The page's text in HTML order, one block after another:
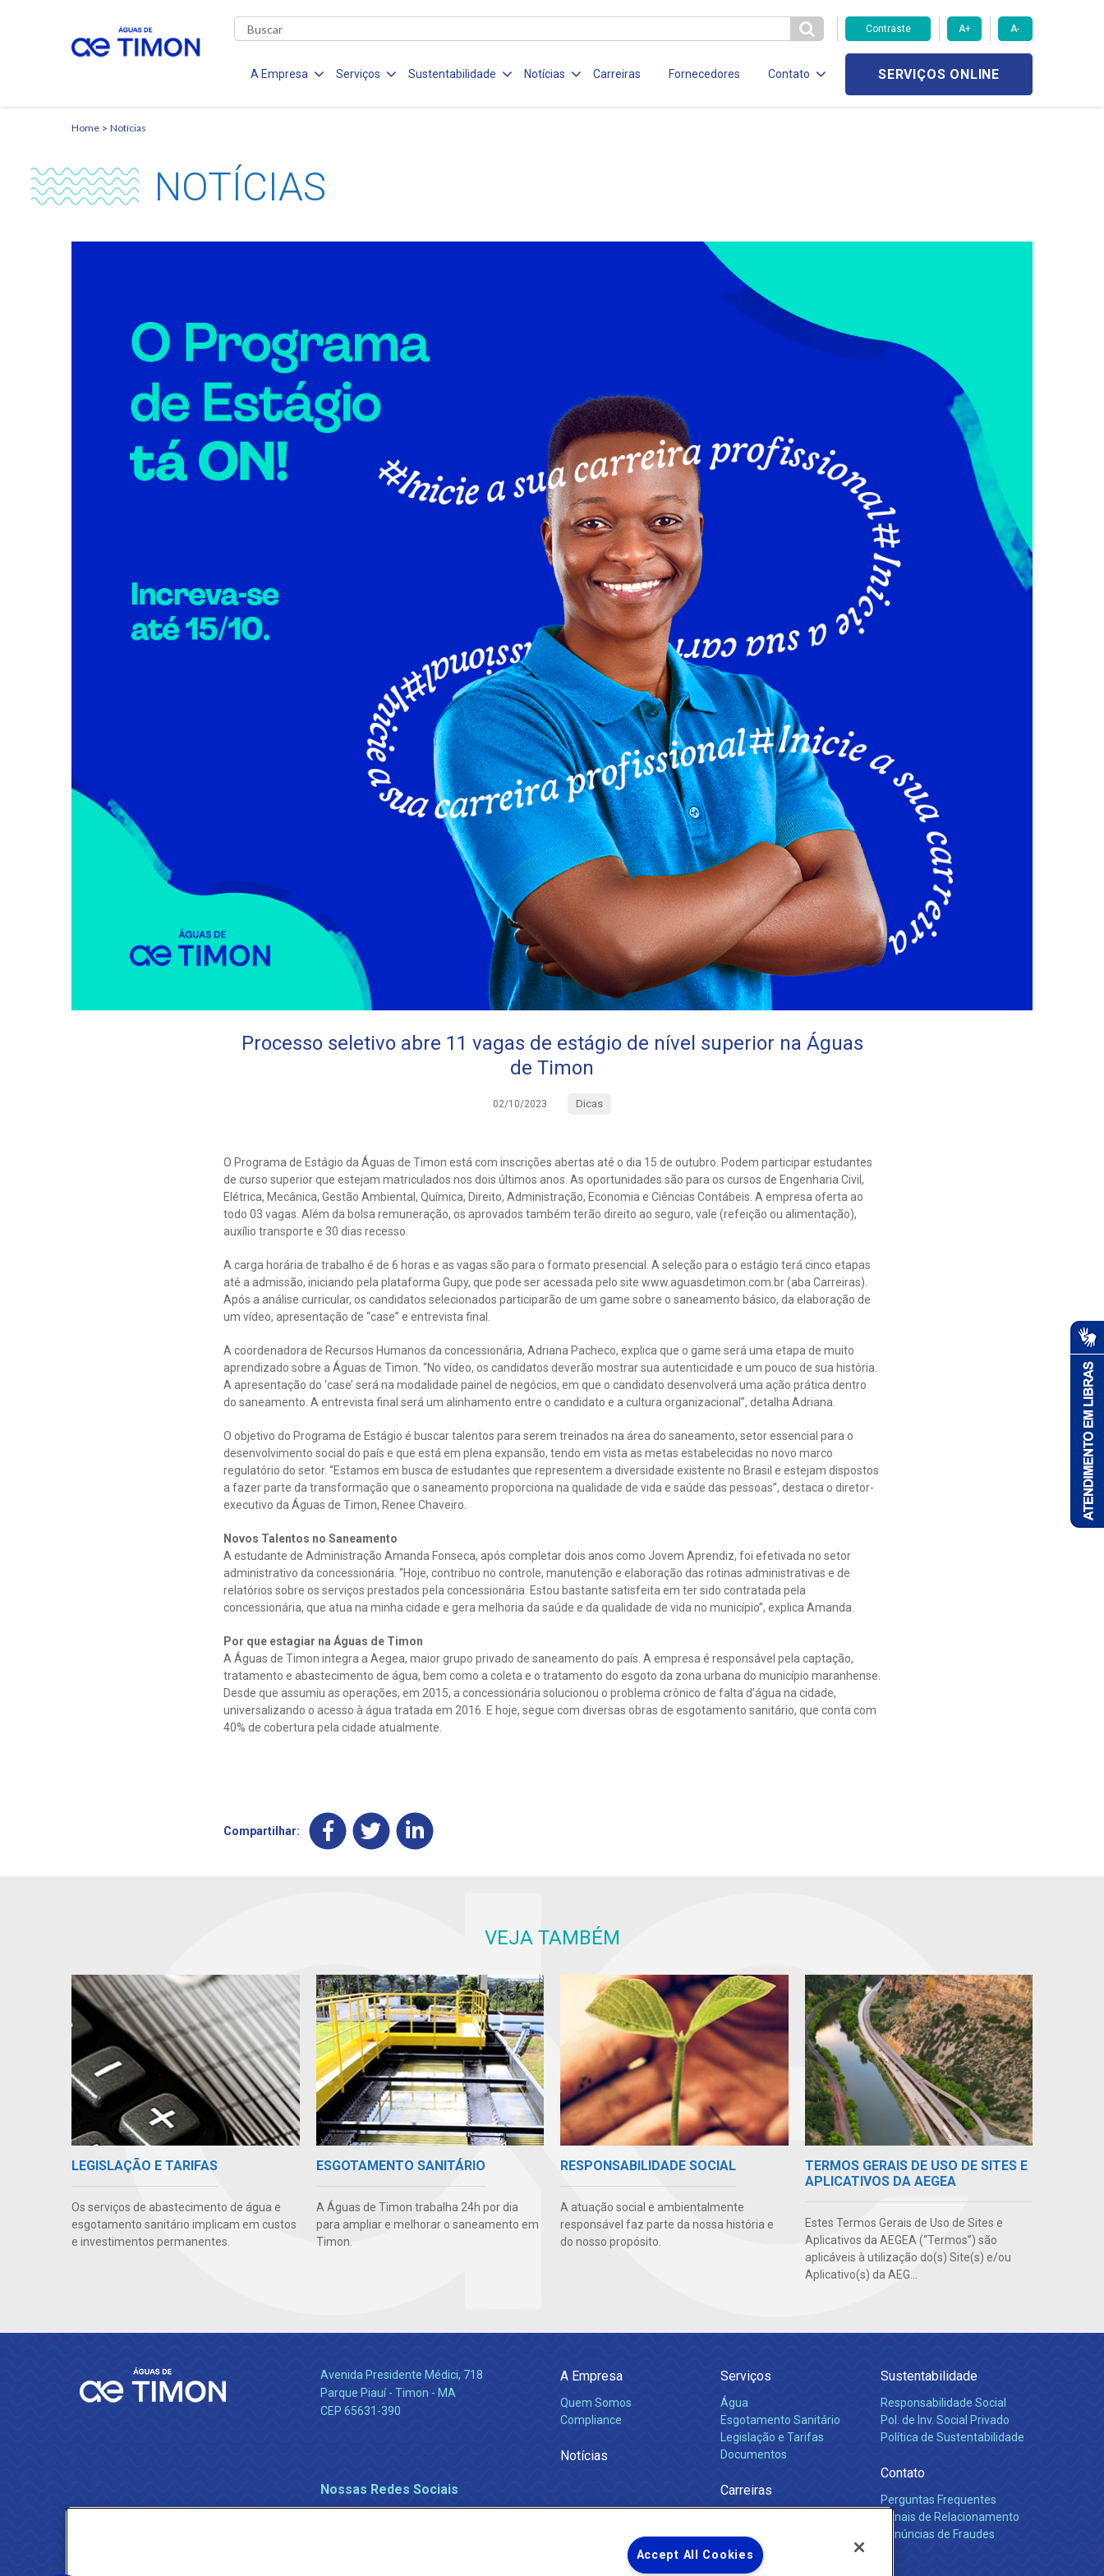
Contraste A+ A-
A Empresa Serviços Sustentabilidade Notícias Carreiras Fornecedores Contato SERVIÇOS ONLINE
Home Notícias
NOTÍCIAS
Processo seletivo abre 11 vagas de estágio de nível superior na Águas
de Timon
02/10/2023 Dicas
O Programa de Estágio da Águas de Timon está com inscrições abertas até o dia 15 de outubro. Podem participar estudantes
de curso superior que estejam matriculados nos dois últimos anos. As oportunidades são para os cursos de Engenharia Civil,
Elétrica, Mecânica, Gestão Ambiental, Química, Direito, Administração, Economia e Ciências Contábeis. A empresa oferta ao
todo 03 vagas. Além da bolsa remuneração, os aprovados também terão direito ao seguro, vale (refeição ou alimentação),
auxílio transporte e 30 dias recesso.
A carga horária de trabalho é de 6 horas e as vagas são para o formato presencial. A seleção para o estágio terá cinco etapas
até a admissão, iniciando pela plataforma Gupy, que pode ser acessada pelo site www.aguasdetimon.com.br (aba Carreiras).
Após a análise curricular, os candidatos selecionados participarão de um game sobre o saneamento básico, da elaboração de
um vídeo, apresentação de “case” e entrevista final.
A coordenadora de Recursos Humanos da concessionária, Adriana Pacheco, explica que o game será uma etapa de muito
aprendizado sobre a Águas de Timon. “No vídeo, os candidatos deverão mostrar sua autenticidade e um pouco de sua história.
A apresentação do ‘case’ será na modalidade painel de negócios, em que o candidato desenvolverá uma ação prática dentro
do saneamento. A entrevista final será um alinhamento entre o candidato e a cultura organizacional”, detalha Adriana.
O objetivo do Programa de Estágio é buscar talentos para serem treinados na área do saneamento, setor essencial para o
desenvolvimento social do país e que está em plena expansão, tendo em vista as metas estabelecidas no novo marco
regulatório do setor. “Estamos em busca de estudantes que representem a diversidade existente no Brasil e estejam dispostos
a fazer parte da transformação que o saneamento proporciona na qualidade de vida e saúde das pessoas”, destaca o diretor-
executivo da Águas de Timon, Renee Chaveiro.
Novos Talentos no Saneamento
A estudante de Administração Amanda Fonseca, após completar dois anos como Jovem Aprendiz, foi efetivada no setor
administrativo da concessionária. “Hoje, contribuo no controle, manutenção e elaboração das rotinas administrativas e de
relatórios sobre os serviços prestados pela concessionária. Estou bastante satisfeita em ter sido contratada pela
concessionária, que atua na minha cidade e gera melhoria da saúde e da qualidade de vida no município”, explica Amanda.
Por que estagiar na Águas de Timon
A Águas de Timon integra a Aegea, maior grupo privado de saneamento do país. A empresa é responsável pela captação,
tratamento e abastecimento de água, bem como a coleta e o tratamento do esgoto da zona urbana do município maranhense.
Desde que assumiu as operações, em 2015, a concessionária solucionou o problema crônico de falta d’água na cidade,
universalizando o acesso à água tratada em 2016. E hoje, segue com diversas obras de esgotamento sanitário, que conta com
40% de cobertura pela cidade atualmente.
Compartilhar:
VEJA TAMBÉM
LEGISLAÇÃO E TARIFAS
Os serviços de abastecimento de água e
esgotamento sanitário implicam em custos
e investimentos permanentes.
ESGOTAMENTO SANITÁRIO
A Águas de Timon trabalha 24h por dia
para ampliar e melhorar o saneamento em
Timon.
RESPONSABILIDADE SOCIAL
A atuação social e ambientalmente
responsável faz parte da nossa história e
do nosso propósito.
TERMOS GERAIS DE USO DE SITES E
APLICATIVOS DA AEGEA
Estes Termos Gerais de Uso de Sites e
Aplicativos da AEGEA (“Termos”) são
aplicáveis à utilização do(s) Site(s) e/ou
Aplicativo(s) da AEG...
Avenida Presidente Médici, 718
Parque Piauí - Timon - MA
CEP 65631-390
Nossas Redes Sociais
A Empresa
Quem Somos
Compliance
Notícias
Serviços
Água
Esgotamento Sanitário
Legislação e Tarifas
Documentos
Carreiras
Sustentabilidade
Responsabilidade Social
Pol. de Inv. Social Privado
Política de Sustentabilidade
Contato
Perguntas Frequentes
Canais de Relacionamento
Denúncias de Fraudes
Accept All Cookies